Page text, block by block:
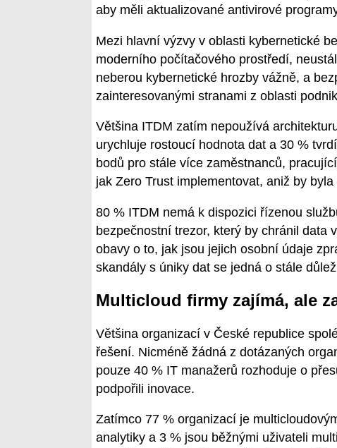
aby měli aktualizované antivirové
Mezi hlavní výzvy v oblasti kybernetické
moderního počítačového prostředí,
neberou kybernetické hrozby vážně, a
zainteresovanými stranami z oblasti
Většina ITDM zatím nepoužívá
urychluje rostoucí hodnota dat a 30 %
bodů pro stále více zaměstnanců,
jak Zero Trust implementovat, aniž by
80 % ITDM nemá k dispozici řízenou
bezpečnostní trezor, který by chránil data
obavy o to, jak jsou jejich osobní údaje
skandály s úniky dat se jedná o stále
Multicloud firmy zajímá, ale
Většina organizací v České republice
řešení. Nicméně žádná z dotázaných
pouze 40 % IT manažerů rozhoduje o
podpořili inovace.
Zatímco 77 % organizací je
analytiky a 3 % jsou běžnými uživateli